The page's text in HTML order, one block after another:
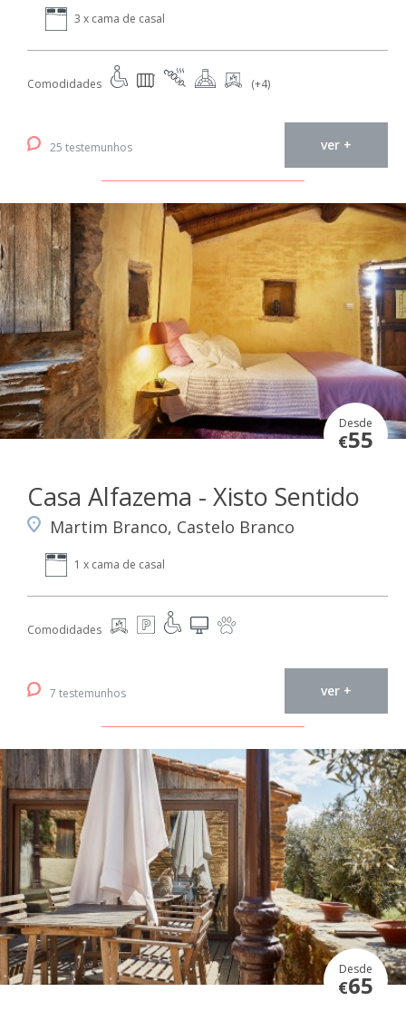
3 x cama de casal
Comodidades (+4)
25 testemunhos ver +
Desde
€55
Casa Alfazema - Xisto Sentido
Martim Branco, Castelo Branco
1 x cama de casal
Comodidades
7 testemunhos ver +
Desde
€65